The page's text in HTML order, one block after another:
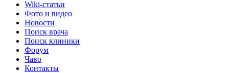
Wiki-статьи
Фото и видео
Новости
Поиск врача
Поиск клиники
Форум
Чаво
Контакты